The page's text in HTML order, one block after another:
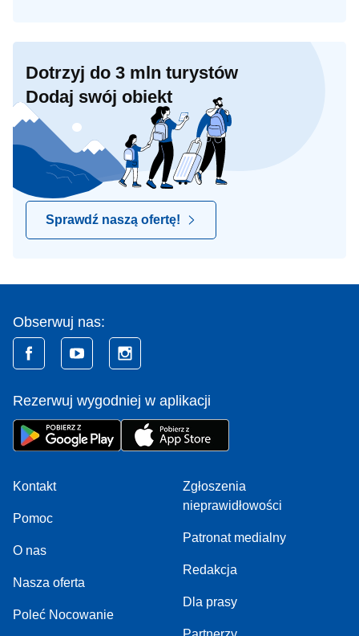
Dotrzyj do 3 mln turystów
Dodaj swój obiekt
Sprawdź naszą ofertę!
Obserwuj nas:
Rezerwuj wygodniej w aplikacji
Kontakt
Pomoc
O nas
Nasza oferta
Poleć Nocowanie
Zgłoszenia
nieprawidłowości
Patronat medialny
Redakcja
Dla prasy